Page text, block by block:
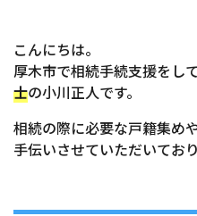
こんにちは。
厚木市で相続手続支援をし
士の小川正人です。
相続の際に必要な戸籍集め
手伝いさせていただいており